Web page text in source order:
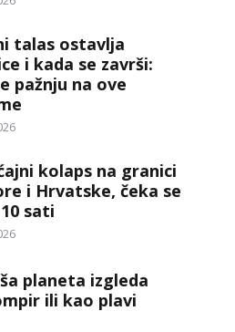
talas ostavlja
i kada se završi:
pažnju na ove
kolaps na granici
i Hrvatske, čeka se
sati
planeta izgleda
ili kao plavi